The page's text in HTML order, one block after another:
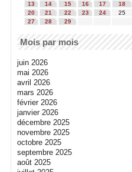
13
14 15 16 17 18
20
21 22 23 24 25
27
28 29
Mois par mois
juin 2026
mai 2026
avril 2026
mars 2026
février 2026
janvier 2026
décembre 2025
novembre 2025
octobre 2025
septembre 2025
août 2025